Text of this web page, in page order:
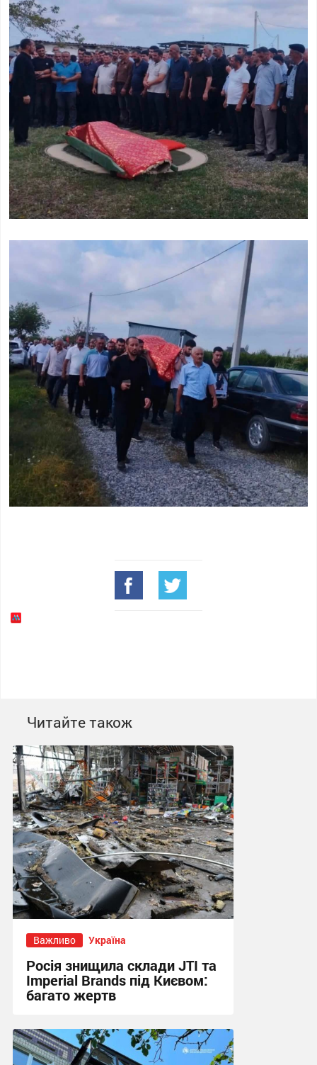
Читайте також
Важливо Україна
Росія знищила склади JTI та
Imperial Brands під Києвом:
багато жертв
20:55 вчора